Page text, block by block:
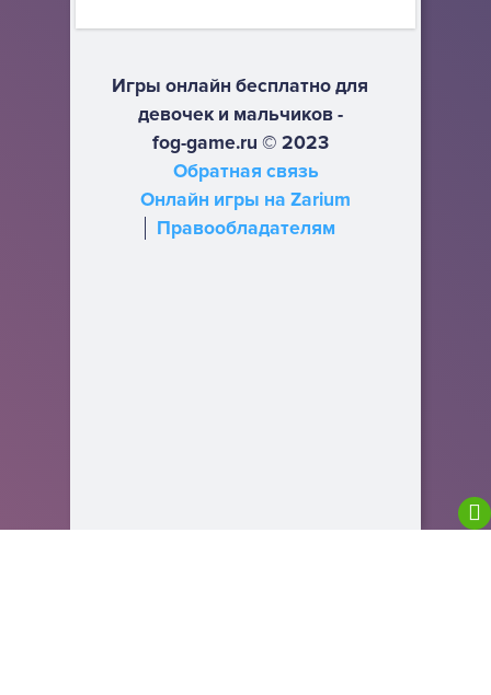
Игры онлайн бесплатно для
девочек и мальчиков -
fog-game.ru © 2023
Обратная связь
Онлайн игры на Zarium
Правообладателям